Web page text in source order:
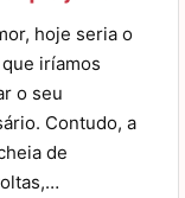
hoje seria o
iríamos
o seu
Contudo, a
de